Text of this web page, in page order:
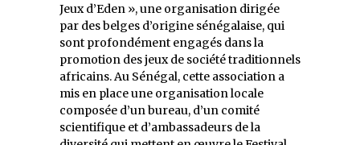
Jeux d’Eden », une organisation dirigée
par des belges d’origine sénégalaise, qui
sont profondément engagés dans la
promotion des jeux de société traditionnels
africains. Au Sénégal, cette association a
mis en place une organisation locale
composée d’un bureau, d’un comité
scientifique et d’ambassadeurs de la